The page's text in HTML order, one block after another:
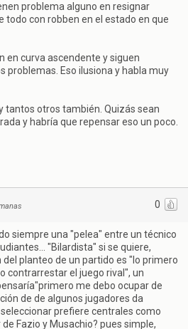
problema alguno en resignar
todo con robben en el estado en que
en curva ascendente y siguen
problemas. Eso ilusiona y habla muy
tantos otros también. Quizás sean
y habría que repensar eso un poco.
0
siempre una "pelea" entre un técnico
"Bilardista" si se quiere,
planteo de un partido es "lo primero
contrarrestar el juego rival", un
me debo ocupar de
de de algunos jugadores da
prefiere centrales como
Fazio y Musachio? pues simple,